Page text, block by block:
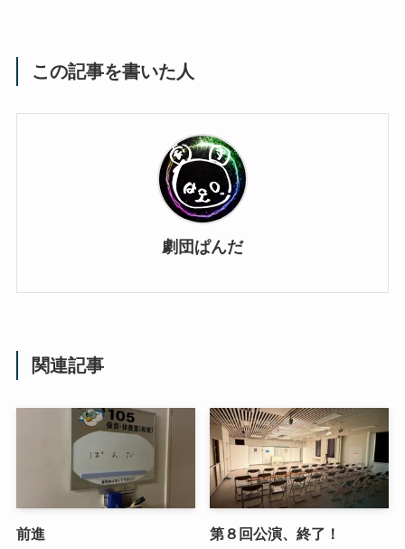
この記事を書いた人
劇団ぱんだ
関連記事
前進 第８回公演、終了！